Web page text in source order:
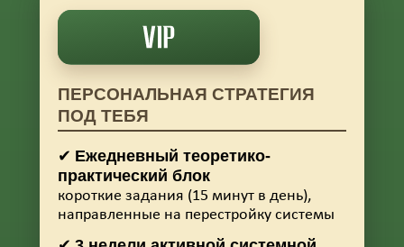
ПЕРСОНАЛЬНАЯ СТРАТЕГИЯ
ПОД ТЕБЯ
✔ Ежедневный теоретико-
практический блок
короткие задания (15 минут в день),
направленные на перестройку системы